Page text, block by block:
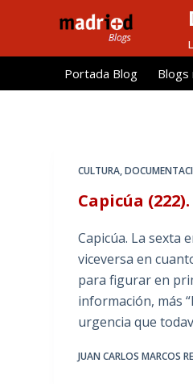
l
Portada Blog Blogs
CULTURA,
Capicúa
Capicúa. La sexta
viceversa en
para figurar en
información, más
urgencia que
JUAN CARLOS MARCOS